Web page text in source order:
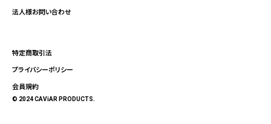
法人様お問い合わせ
特定商取引法
プライバシーポリシー
会員規約
© 2024 CAViAR PRODUCTS.